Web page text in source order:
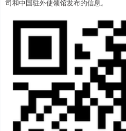
司和中国驻外使领馆发布的信息。